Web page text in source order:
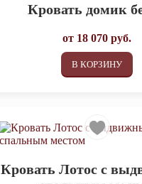
Кровать домик
от 18 070 руб.
В КОРЗИНУ
Кровать Лотос с